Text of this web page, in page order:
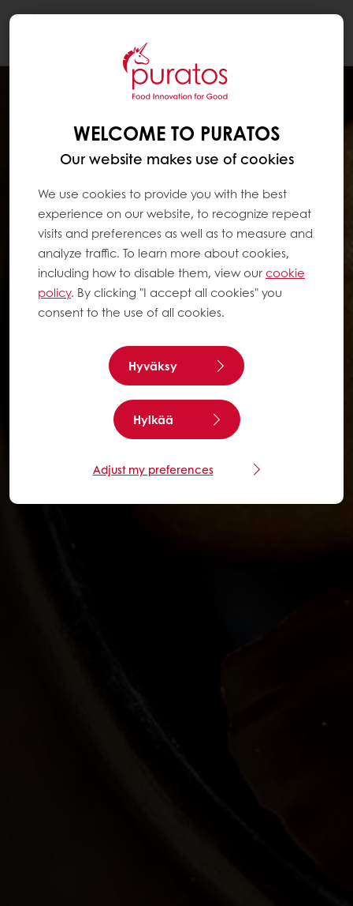
WELCOME TO PURATOS
Our website makes use of cookies
We use cookies to provide you with the best
experience on our website, to recognize repeat
visits and preferences as well as to measure and
analyze traffic. To learn more about cookies,
including how to disable them, view ourcookie
policy. By clicking "I accept all cookies" you
consent to the use of all cookies.
Hyväksy
Hylkää
Adjust my preferences